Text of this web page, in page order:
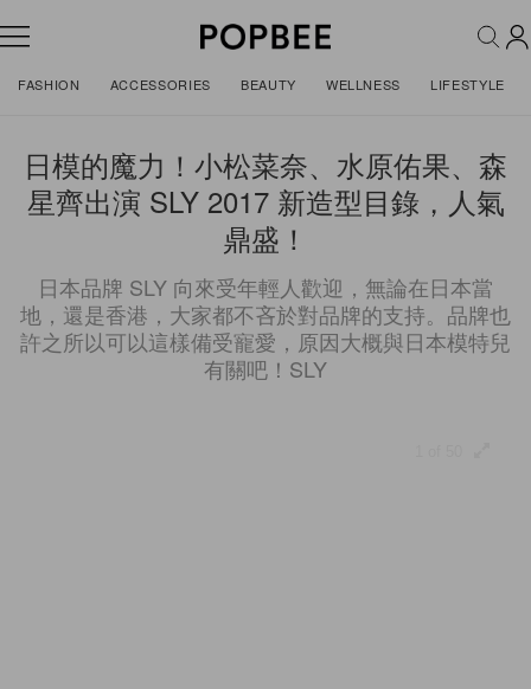
FASHION ACCESSORIES BEAUTY WELLNESS LIFESTYLE
日模的魔力！小松菜奈、水原佑果、森
星齊出演 SLY 2017 新造型目錄，人氣
鼎盛！
日本品牌 SLY 向來受年輕人歡迎，無論在日本當
地，還是香港，大家都不吝於對品牌的支持。品牌也
許之所以可以這樣備受寵愛，原因大概與日本模特兒
有關吧！SLY